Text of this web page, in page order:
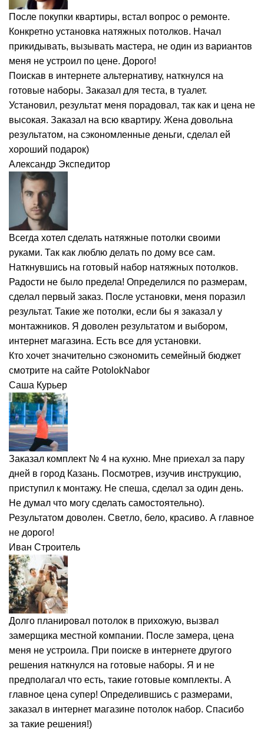
После покупки квартиры, встал вопрос о ремонте.
Конкретно установка натяжных потолков. Начал
прикидывать, вызывать мастера, не один из вариантов
меня не устроил по цене. Дорого!
Поискав в интернете альтернативу, наткнулся на
готовые наборы. Заказал для теста, в туалет.
Установил, результат меня порадовал, так как и цена не
высокая. Заказал на всю квартиру. Жена довольна
результатом, на сэкономленные деньги, сделал ей
хороший подарок)
Александр Экспедитор
Всегда хотел сделать натяжные потолки своими
руками. Так как люблю делать по дому все сам.
Наткнувшись на готовый набор натяжных потолков.
Радости не было предела! Определился по размерам,
сделал первый заказ. После установки, меня поразил
результат. Такие же потолки, если бы я заказал у
монтажников. Я доволен результатом и выбором,
интернет магазина. Есть все для установки.
Кто хочет значительно сэкономить семейный бюджет
смотрите на сайте PotolokNabor
Саша Курьер
Заказал комплект № 4 на кухню. Мне приехал за пару
дней в город Казань. Посмотрев, изучив инструкцию,
приступил к монтажу. Не спеша, сделал за один день.
Не думал что могу сделать самостоятельно).
Результатом доволен. Светло, бело, красиво. А главное
не дорого!
Иван Строитель
Долго планировал потолок в прихожую, вызвал
замерщика местной компании. После замера, цена
меня не устроила. При поиске в интернете другого
решения наткнулся на готовые наборы. Я и не
предполагал что есть, такие готовые комплекты. А
главное цена супер! Определившись с размерами,
заказал в интернет магазине потолок набор. Спасибо
за такие решения!)